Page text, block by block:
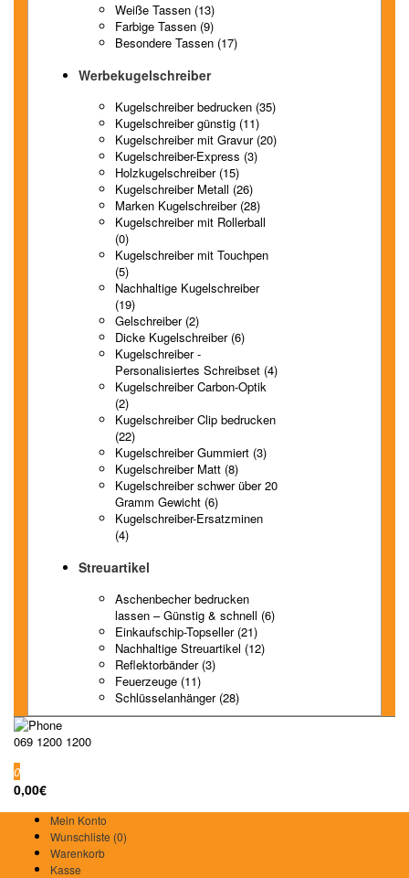
Weiße Tassen (13)
Farbige Tassen (9)
Besondere Tassen (17)
Werbekugelschreiber
Kugelschreiber bedrucken (35)
Kugelschreiber günstig (11)
Kugelschreiber mit Gravur (20)
Kugelschreiber-Express (3)
Holzkugelschreiber (15)
Kugelschreiber Metall (26)
Marken Kugelschreiber (28)
Kugelschreiber mit Rollerball
(0)
Kugelschreiber mit Touchpen
(5)
Nachhaltige Kugelschreiber
(19)
Gelschreiber (2)
Dicke Kugelschreiber (6)
Kugelschreiber -
Personalisiertes Schreibset (4)
Kugelschreiber Carbon-Optik
(2)
Kugelschreiber Clip bedrucken
(22)
Kugelschreiber Gummiert (3)
Kugelschreiber Matt (8)
Kugelschreiber schwer über 20
Gramm Gewicht (6)
Kugelschreiber-Ersatzminen
(4)
Streuartikel
Aschenbecher bedrucken
lassen – Günstig & schnell (6)
Einkaufschip-Topseller (21)
Nachhaltige Streuartikel (12)
Reflektorbänder (3)
Feuerzeuge (11)
Schlüsselanhänger (28)
069 1200 1200
0
0,00€
Mein Konto
Wunschliste (0)
Warenkorb
Kasse